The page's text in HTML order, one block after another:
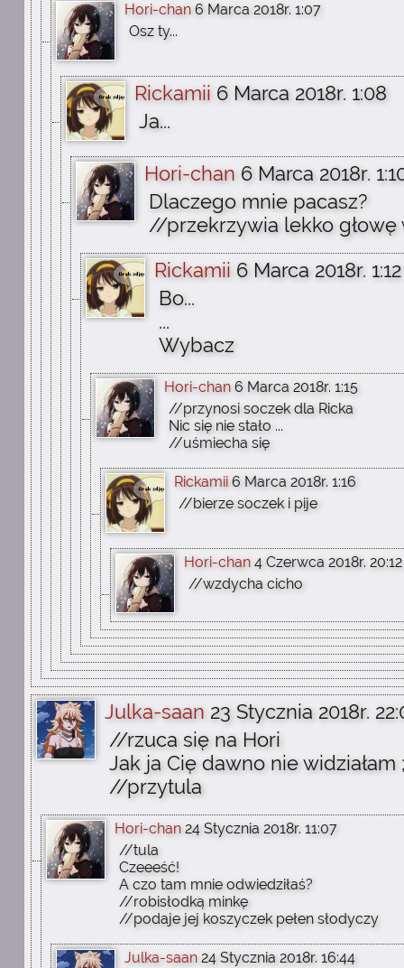
Hori-chan 6 Marca 2018r. 1:07
Osz ty...
Rickamii 6 Marca 2018r. 1:08
Ja...
Hori-chan 6 Marca 2018r.
Dlaczego mnie pacasz?
//przekrzywia lekko głowę
Rickamii 6 Marca 2018r. 1:12
Bo...
...
Wybacz
Hori-chan 6 Marca 2018r. 1:15
//przynosi soczek dla Ricka
Nic się nie stało ...
//uśmiecha się
Rickamii 6 Marca 2018r. 1:16
//bierze soczek i pije
Hori-chan 4 Czerwca 2018r. 20:12
//wzdycha cicho
Julka-saan 23 Stycznia 2018r.
//rzuca się na Hori
Jak ja Cię dawno nie widziałam
//przytula
Hori-chan 24 Stycznia 2018r. 11:07
//tula
Czeeeść!
A czo tam mnie odwiedziłaś?
//robisłodką minkę
//podaje jej koszyczek pełen słodyczy
Julka-saan 24 Stycznia 2018r. 16:44